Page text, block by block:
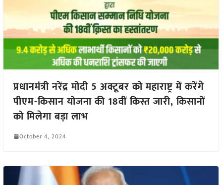
प्रधानमंत्री नरेंद्र मोदी 5 अक्टूबर को महाराष्ट्र में करेंगे
पीएम-किसान योजना की 18वीं किस्त जारी, किसानों
को मिलेगा बड़ा लाभ
October 4, 2024